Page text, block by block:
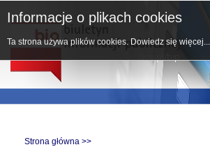
Strona główna >>
Informacje o plikach cookies
Ta strona używa plików cookies. Dowiedz się więcej...